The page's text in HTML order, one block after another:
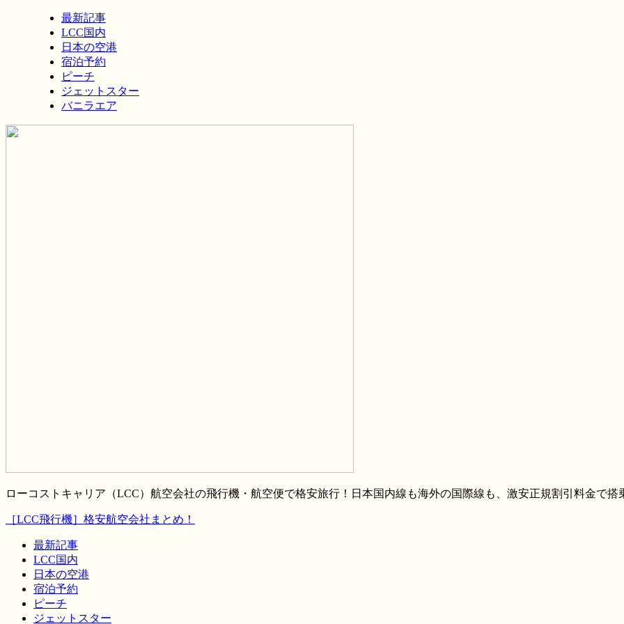
最新記事
LCC国内
日本の空港
宿泊予約
ピーチ
ジェットスター
バニラエア
ローコストキャリア（LCC）航空会社の飛行機・航空便で格安旅行！日本国内線も海外の国際線も、激安正規割引料金で搭
［LCC飛行機］格安航空会社まとめ！
最新記事
LCC国内
日本の空港
宿泊予約
ピーチ
ジェットスター